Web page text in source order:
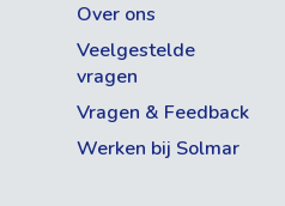
Over ons
Veelgestelde
vragen
Vragen & Feedback
Werken bij Solmar